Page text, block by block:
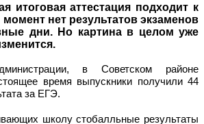
итоговая аттестация подходит к
нет результатов экзаменов
дни. Но картина в целом уже
в Советском районе
время выпускники получили 44
за ЕГЭ.
школу стобалльные результаты